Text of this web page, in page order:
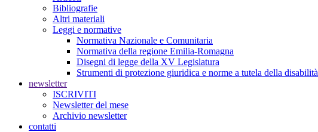
Bibliografie
Altri materiali
Leggi e normative
Normativa Nazionale e Comunitaria
Normativa della regione Emilia-Romagna
Disegni di legge della XV Legislatura
Strumenti di protezione giuridica e norme a tutela della
newsletter
ISCRIVITI
Newsletter del mese
Archivio newsletter
contatti